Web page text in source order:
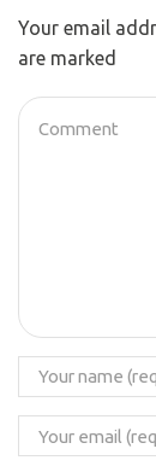
Your email
are marked